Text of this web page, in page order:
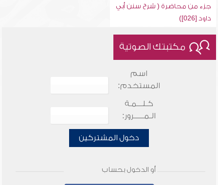
جزء من محاضرة ( شرح سنن أبي
داود [026])
مكتبتك الصوتية
اسم
المستخدم:
كـلـــمـة
الـمـــــرور:
دخول المشتركين
أو الدخول بحساب